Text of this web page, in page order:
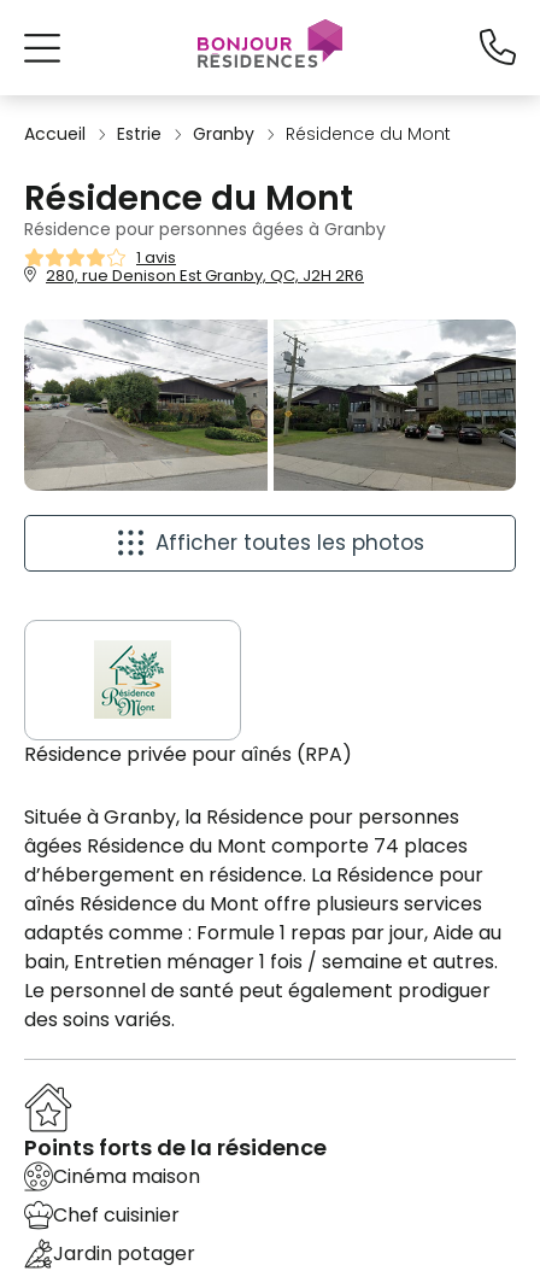
Accueil Estrie Granby Résidence du Mont
Résidence du Mont
Résidence pour personnes âgées à Granby
1 avis
280, rue Denison Est Granby, QC, J2H 2R6
Afficher toutes les photos
Résidence privée pour aînés (RPA)
Située à Granby, la Résidence pour personnes
âgées Résidence du Mont comporte 74 places
d’hébergement en résidence. La Résidence pour
aînés Résidence du Mont offre plusieurs services
adaptés comme : Formule 1 repas par jour, Aide au
bain, Entretien ménager 1 fois / semaine et autres.
Le personnel de santé peut également prodiguer
des soins variés.
Points forts de la résidence
Cinéma maison
Chef cuisinier
Jardin potager